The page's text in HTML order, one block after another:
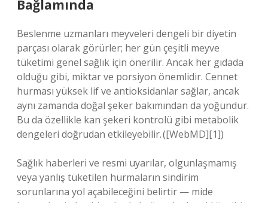
Bağlamında
Beslenme uzmanları meyveleri dengeli bir diyetin
parçası olarak görürler; her gün çeşitli meyve
tüketimi genel sağlık için önerilir. Ancak her gıdada
olduğu gibi, miktar ve porsiyon önemlidir. Cennet
hurması yüksek lif ve antioksidanlar sağlar, ancak
aynı zamanda doğal şeker bakımından da yoğundur.
Bu da özellikle kan şekeri kontrolü gibi metabolik
dengeleri doğrudan etkileyebilir. ([WebMD][1])
Sağlık haberleri ve resmi uyarılar, olgunlaşmamış
veya yanlış tüketilen hurmaların sindirim
sorunlarına yol açabileceğini belirtir — mide